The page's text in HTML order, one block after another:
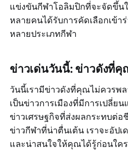
แข่งขันกีฬาโอลิมปิกที่จะจัดขึ้น
หลายคนได้รับการคัดเลือกเข้า
หลายประเภทกีฬา
ข่าวเด่นวันนี้: ข่าวดังที่คุ
วันนี้เรามีข่าวดังที่คุณไม่ควรพ
เป็นข่าวการเมืองที่มีการเปลี่ยน
ข่าวเศรษฐกิจที่ส่งผลกระทบต่อ
ข่าวกีฬาที่น่าตื่นเต้น เราจะอัป
และน่าสนใจให้คุณได้รู้ก่อนใคร